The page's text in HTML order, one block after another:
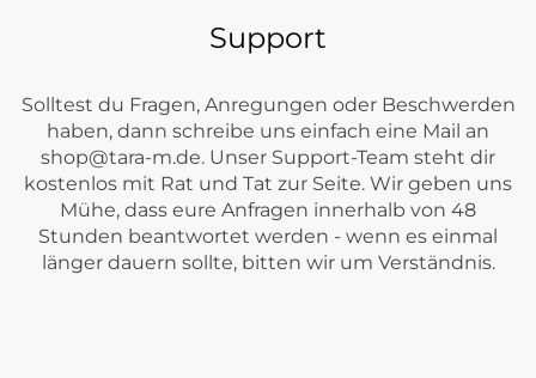
Support
Solltest du Fragen, Anregungen oder Beschwerden
haben, dann schreibe uns einfach eine Mail an
shop@tara-m.de. Unser Support-Team steht dir
kostenlos mit Rat und Tat zur Seite. Wir geben uns
Mühe, dass eure Anfragen innerhalb von 48
Stunden beantwortet werden - wenn es einmal
länger dauern sollte, bitten wir um Verständnis.